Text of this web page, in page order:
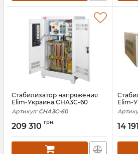
Стабилизатор напряжения
Elim-Украина СНА3С-60
Артикул: СНА3С-60
209 310 грн.
Elim-
14 191